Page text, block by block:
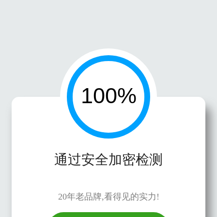
通过安全加密检测
20年老品牌,看得见的实力!